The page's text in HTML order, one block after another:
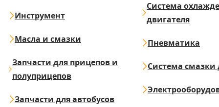
Инструмент
Масла и смазки
Запчасти для прицепов и
полуприцепов
Запчасти для автобусов
Система
двигателя
Пневматика
Система смазки